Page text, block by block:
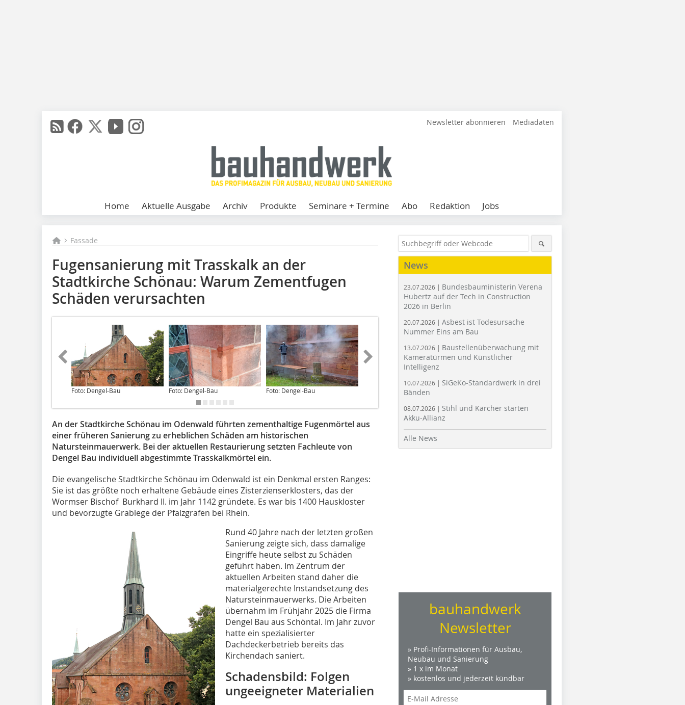
Newsletter abonnieren Mediadaten
Home Aktuelle Ausgabe Archiv Produkte Seminare + Termine Abo Redaktion Jobs
Fassade
Fugensanierung mit Trasskalk an der
Stadtkirche Schönau: Warum Zementfugen
Schäden verursachten
Foto: Dengel-Bau Foto: Dengel-Bau Foto: Dengel-Bau Foto: Dengel-Bau
An der Stadtkirche Schönau im Odenwald führten zementhaltige Fugenmörtel aus
einer früheren Sanierung zu erheblichen Schäden am historischen
Natursteinmauerwerk. Bei der aktuellen Restaurierung setzten Fachleute von
Dengel Bau individuell abgestimmte Trasskalkmörtel ein.
Die evangelische Stadtkirche Schönau im Odenwald ist ein Denkmal ersten Ranges:
Sie ist das größte noch erhaltene Gebäude eines Zisterzienserklosters, das der
Wormser Bischof Burkhard II. im Jahr 1142 gründete. Es war bis 1400 Hauskloster
und bevorzugte Grablege der Pfalzgrafen bei Rhein.
Rund 40 Jahre nach der letzten großen
Sanierung zeigte sich, dass damalige
Eingriffe heute selbst zu Schäden
geführt haben. Im Zentrum der
aktuellen Arbeiten stand daher die
materialgerechte Instandsetzung des
Natursteinmauerwerks. Die Arbeiten
übernahm im Frühjahr 2025 die Firma
Dengel Bau aus Schöntal. Im Jahr zuvor
hatte ein spezialisierter
Dachdeckerbetrieb bereits das
Kirchendach saniert.
Schadensbild: Folgen
ungeeigneter Materialien
News
23.07.2026 | Bundesbauministerin Verena
Hubertz auf der Tech in Construction
2026 in Berlin
20.07.2026 | Asbest ist Todesursache
Nummer Eins am Bau
13.07.2026 | Baustellenüberwachung mit
Kameratürmen und Künstlicher
Intelligenz
10.07.2026 | SiGeKo-Standardwerk in drei
Bänden
08.07.2026 | Stihl und Kärcher starten
Akku-Allianz
Alle News
bauhandwerk
Newsletter
» Profi-Informationen für Ausbau,
Neubau und Sanierung
» 1 x im Monat
» kostenlos und jederzeit kündbar